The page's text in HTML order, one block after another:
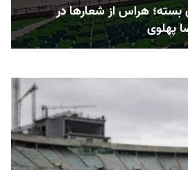
هراس از شعارها در
پهلوی